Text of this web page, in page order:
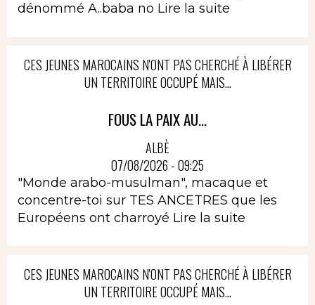
dénommé A..baba no Lire la suite
CES JEUNES MAROCAINS N'ONT PAS CHERCHÉ À LIBÉRER
UN TERRITOIRE OCCUPÉ MAIS...
FOUS LA PAIX AU...
ALBÈ
07/08/2026 - 09:25
"Monde arabo-musulman", macaque et
concentre-toi sur TES ANCETRES que les
Européens ont charroyé Lire la suite
CES JEUNES MAROCAINS N'ONT PAS CHERCHÉ À LIBÉRER
UN TERRITOIRE OCCUPÉ MAIS...